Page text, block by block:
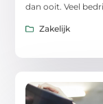
dan ooit. Veel
Zakelijk